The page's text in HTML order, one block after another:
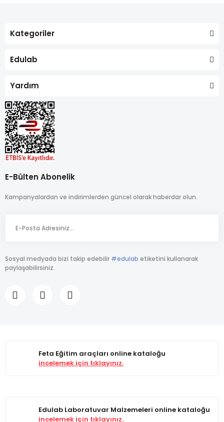
Kategoriler
Edulab
Yardım
E-Bülten Abonelik
Kampanyalardan ve indirimlerden güncel olarak haberdar olun.
Sosyal medyada bizi takip edebilir #edulab etiketini kullanarak
paylaşabilirsiniz.
Feta Eğitim araçları online kataloğu
incelemek için tıklayınız.
Edulab Laboratuvar Malzemeleri online kataloğu
incelemek için tıklayınız.